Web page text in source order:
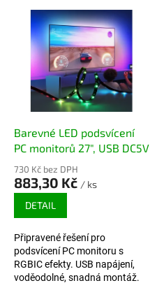
Výpis produktů
Barevné LED podsvícení
PC monitorů 27", USB DC5V
730 Kč bez DPH
883,30 Kč / ks
DETAIL
Připravené řešení pro
podsvícení PC monitoru s
RGBIC efekty. USB napájení,
voděodolné, snadná montáž.